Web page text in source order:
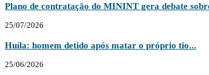
Plano de contratação do MININT gera debate
25/07/2026
Huíla: homem detido após matar o próprio tio...
25/06/2026